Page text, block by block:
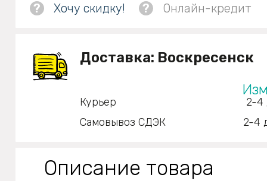
? Хочу скидку! ? Онлайн-кредит
Доставка: Воскресенск
Курьер
2-4
Самовывоз СДЭК
2-4
Описание товара